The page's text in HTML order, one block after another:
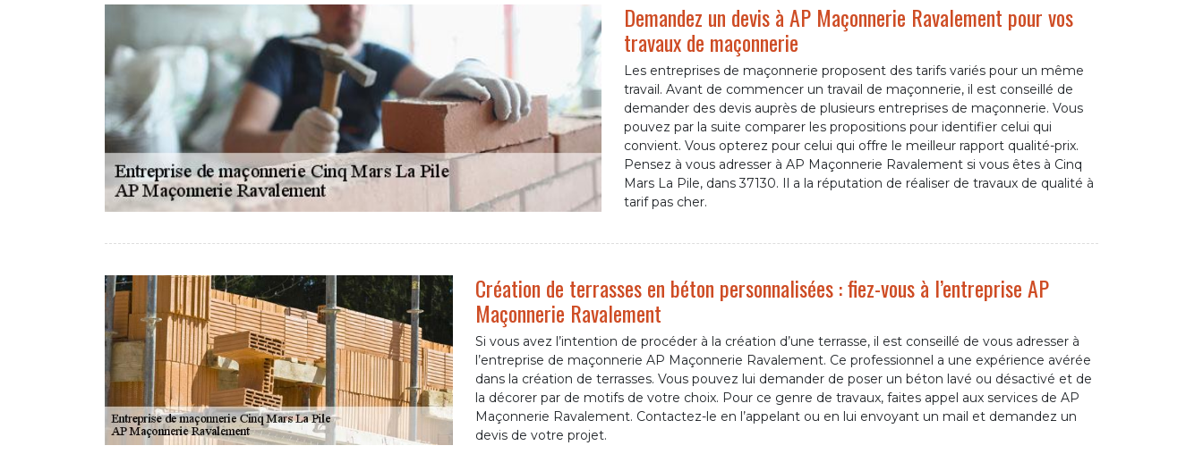
Demandez un devis à AP Maçonnerie Ravalement pour vos
travaux de maçonnerie
Les entreprises de maçonnerie proposent des tarifs variés pour un même
travail. Avant de commencer un travail de maçonnerie, il est conseillé de
demander des devis auprès de plusieurs entreprises de maçonnerie. Vous
pouvez par la suite comparer les propositions pour identifier celui qui
convient. Vous opterez pour celui qui offre le meilleur rapport qualité-prix.
Pensez à vous adresser à AP Maçonnerie Ravalement si vous êtes à Cinq
Mars La Pile, dans 37130. Il a la réputation de réaliser de travaux de qualité à
tarif pas cher.
Création de terrasses en béton personnalisées : fiez-vous à l’entreprise AP
Maçonnerie Ravalement
Si vous avez l’intention de procéder à la création d’une terrasse, il est conseillé de vous adresser à
l’entreprise de maçonnerie AP Maçonnerie Ravalement. Ce professionnel a une expérience avérée
dans la création de terrasses. Vous pouvez lui demander de poser un béton lavé ou désactivé et de
la décorer par de motifs de votre choix. Pour ce genre de travaux, faites appel aux services de AP
Maçonnerie Ravalement. Contactez-le en l’appelant ou en lui envoyant un mail et demandez un
devis de votre projet.